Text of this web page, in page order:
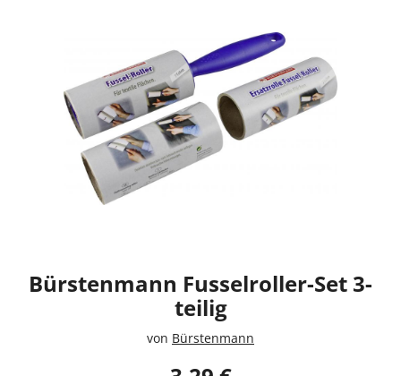
Bürstenmann Fusselroller-Set 3-
teilig
von Bürstenmann